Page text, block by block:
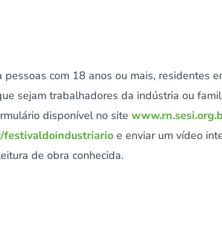
com 18 anos ou mais, residentes
sejam trabalhadores da indústria ou
disponível no site
festivaldoindustriario e enviar um vídeo
de obra conhecida.